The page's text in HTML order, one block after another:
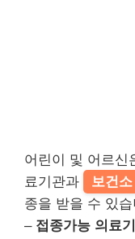
어린이 및 어르신
료기관과
보건소
종을 받을 수 있
– 접종가능 의료